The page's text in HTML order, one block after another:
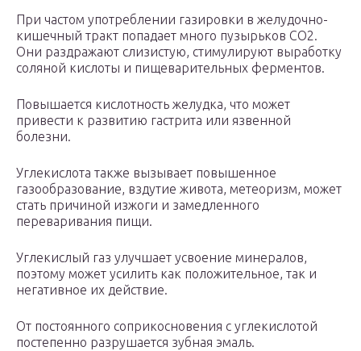
При частом употреблении газировки в желудочно-
кишечный тракт попадает много пузырьков CO2.
Они раздражают слизистую, стимулируют выработку
соляной кислоты и пищеварительных ферментов.
Повышается кислотность желудка, что может
привести к развитию гастрита или язвенной
болезни.
Углекислота также вызывает повышенное
газообразование, вздутие живота, метеоризм, может
стать причиной изжоги и замедленного
переваривания пищи.
Углекислый газ улучшает усвоение минералов,
поэтому может усилить как положительное, так и
негативное их действие.
От постоянного соприкосновения с углекислотой
постепенно разрушается зубная эмаль.